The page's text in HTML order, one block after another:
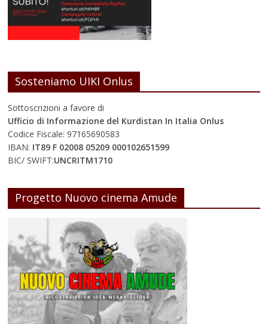
Sosteniamo UIKI Onlus
Sottoscrizioni a favore di
Ufficio di Informazione del Kurdistan In Italia Onlus
Codice Fiscale: 97165690583
IBAN: IT89 F 02008 05209 000102651599
BIC/ SWIFT:UNCRITM1710
Progetto Nuovo cinema Amude